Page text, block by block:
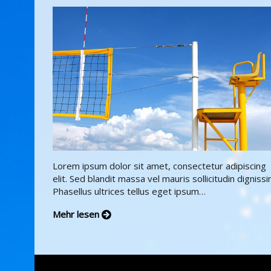
Lorem ipsum dolor sit amet, consectetur adipiscing
elit. Sed blandit massa vel mauris sollicitudin
Phasellus ultrices tellus eget ipsum…
Mehr lesen